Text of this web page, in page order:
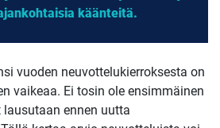
käänteitä.
vuoden neuvottelukierroksesta on
vaikeaa. Ei tosin ole ensimmäinen
ennen uutta